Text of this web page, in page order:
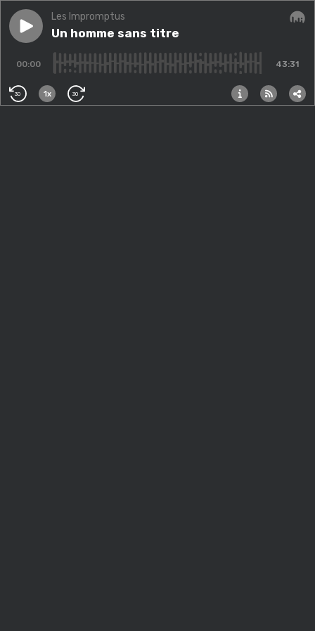
Play episodeUn homme sans titre
Les Impromptus
Un homme sans titre
00:00 43:31
30 1x 30